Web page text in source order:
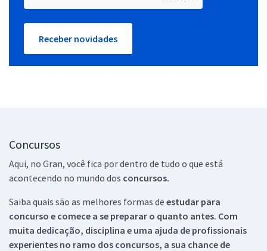
Receber novidades
Concursos
Aqui, no Gran, você fica por dentro de tudo o que está
acontecendo no mundo dos concursos.
Saiba quais são as melhores formas de estudar para
concurso e comece a se preparar o quanto antes. Com
muita dedicação, disciplina e uma ajuda de profissionais
experientes no ramo dos concursos, a sua chance de